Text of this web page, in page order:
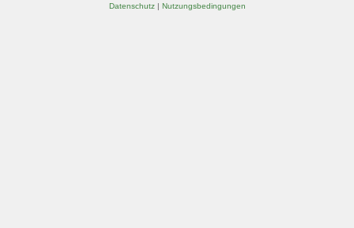
Datenschutz| Nutzungsbedingungen